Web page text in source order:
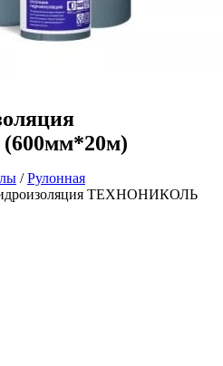
/Рулонная
ТЕХНОНИКОЛЬ